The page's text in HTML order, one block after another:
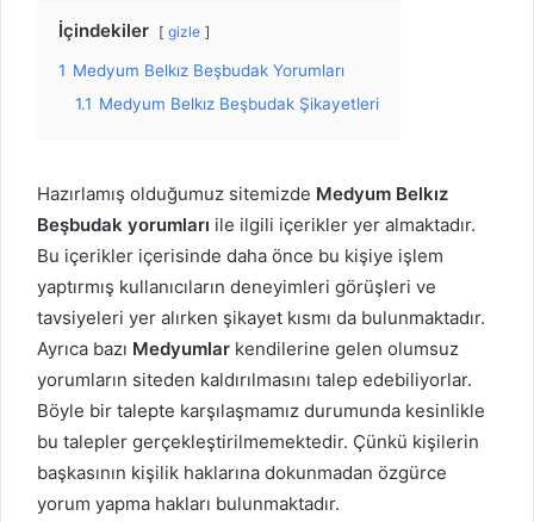
İçindekiler gizle
1 Medyum Belkız Beşbudak Yorumları
1.1 Medyum Belkız Beşbudak Şikayetleri
Hazırlamış olduğumuz sitemizde Medyum Belkız
Beşbudak yorumları ile ilgili içerikler yer almaktadır.
Bu içerikler içerisinde daha önce bu kişiye işlem
yaptırmış kullanıcıların deneyimleri görüşleri ve
tavsiyeleri yer alırken şikayet kısmı da bulunmaktadır.
Ayrıca bazı Medyumlar kendilerine gelen olumsuz
yorumların siteden kaldırılmasını talep edebiliyorlar.
Böyle bir talepte karşılaşmamız durumunda kesinlikle
bu talepler gerçekleştirilmemektedir. Çünkü kişilerin
başkasının kişilik haklarına dokunmadan özgürce
yorum yapma hakları bulunmaktadır.